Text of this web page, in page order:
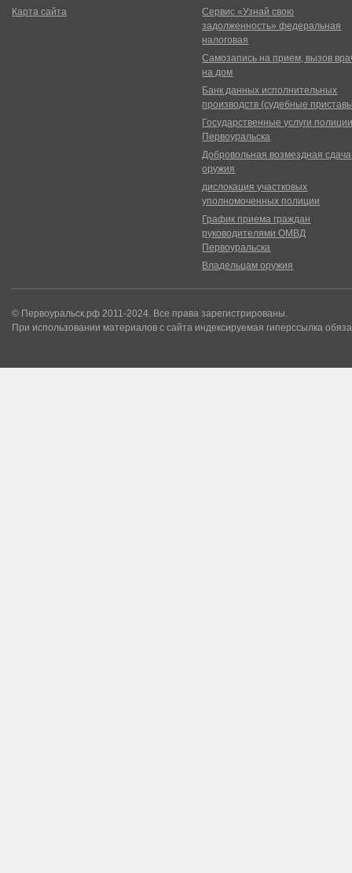
Карта сайта
Сервис «Узнай свою
задолженность» федеральная
налоговая
Самозапись на прием, вызов
на дом
Банк данных исполнительных
производств (судебные
Государственные услуги
Первоуральска
Добровольная возмездная сдача
оружия
дислокация участковых
уполномоченных полиции
График приема граждан
руководителями ОМВД
Первоуральска
Владельцам оружия
© Первоуральск.рф 2011-2024. Все права зарегистрированы.
При использовании материалов с сайта индексируемая гиперссылка